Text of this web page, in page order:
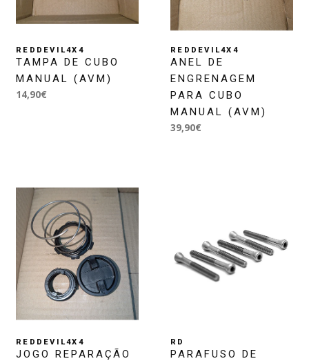
REDDEVIL4X4
TAMPA DE CUBO
MANUAL (AVM)
14,90€
REDDEVIL4X4
ANEL DE
ENGRENAGEM
PARA CUBO
MANUAL (AVM)
39,90€
REDDEVIL4X4
JOGO REPARAÇÃO
RD
PARAFUSO DE